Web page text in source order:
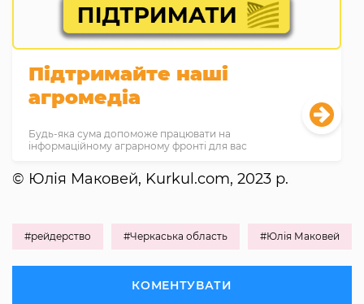
Підтримайте наші
агромедіа
Будь-яка сума допоможе працювати на
інформаційному аграрному фронті для вас
© Юлія Маковей, Kurkul.com, 2023 р.
#рейдерство #Черкаська область #Юлія Маковей
КОМЕНТУВАТИ